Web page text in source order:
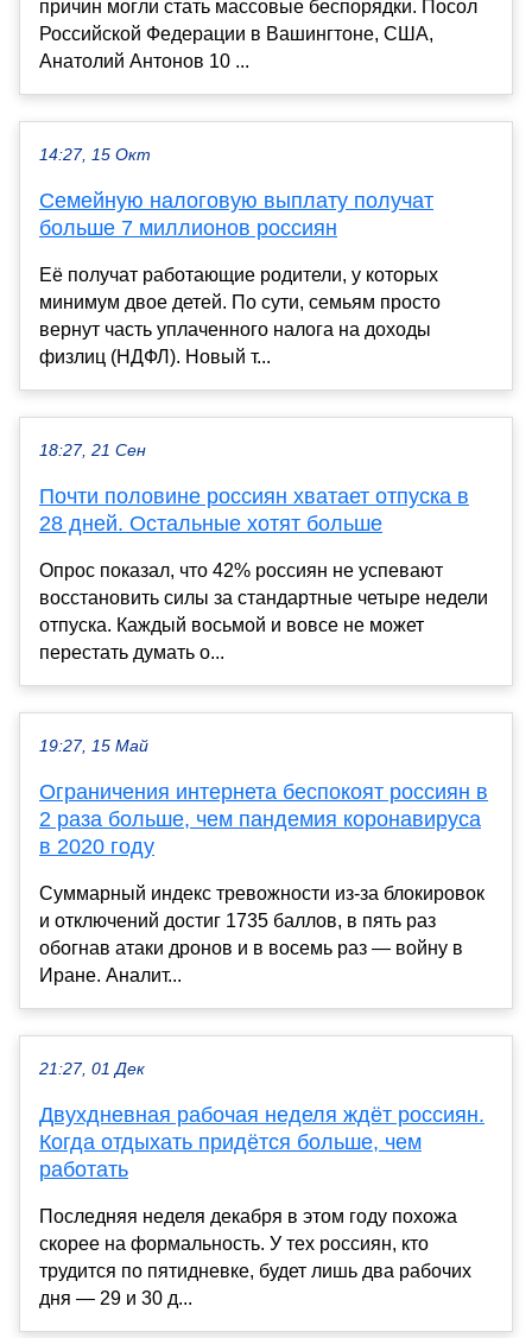
причин могли стать массовые беспорядки. Посол
Российской Федерации в Вашингтоне, США,
Анатолий Антонов 10 ...
14:27, 15 Окт
Семейную налоговую выплату получат
больше 7 миллионов россиян
Её получат работающие родители, у которых
минимум двое детей. По сути, семьям просто
вернут часть уплаченного налога на доходы
физлиц (НДФЛ). Новый т...
18:27, 21 Сен
Почти половине россиян хватает отпуска в
28 дней. Остальные хотят больше
Опрос показал, что 42% россиян не успевают
восстановить силы за стандартные четыре недели
отпуска. Каждый восьмой и вовсе не может
перестать думать о...
19:27, 15 Май
Ограничения интернета беспокоят россиян в
2 раза больше, чем пандемия коронавируса
в 2020 году
Суммарный индекс тревожности из-за блокировок
и отключений достиг 1735 баллов, в пять раз
обогнав атаки дронов и в восемь раз — войну в
Иране. Аналит...
21:27, 01 Дек
Двухдневная рабочая неделя ждёт россиян.
Когда отдыхать придётся больше, чем
работать
Последняя неделя декабря в этом году похожа
скорее на формальность. У тех россиян, кто
трудится по пятидневке, будет лишь два рабочих
дня — 29 и 30 д...